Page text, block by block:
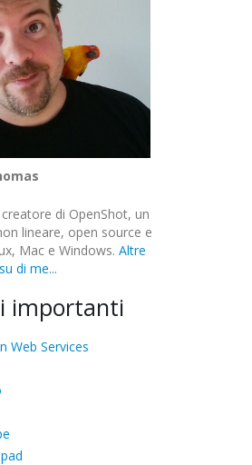
di OpenShot, un
lineare, open source e
Mac e Windows. Altre
di me...
importanti
Web Services